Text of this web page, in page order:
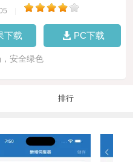
下载 PC下载
安全绿色
排行